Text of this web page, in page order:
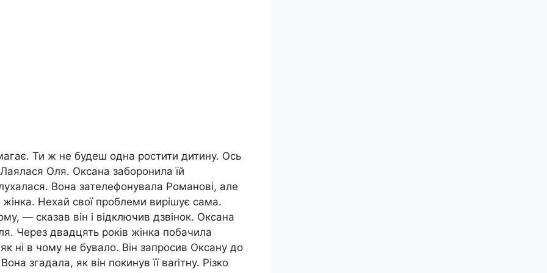
Ти ж не будеш одна ростити дитину. Ось
Оля. Оксана заборонила їй
Вона зателефонувала Романові, але
Нехай свої проблеми вирішує сама.
— сказав він і відключив дзвінок. Оксана
Через двадцять років жінка побачила
ні в чому не бувало. Він запросив Оксану до
згадала, як він покинув її ваrітну. Різко